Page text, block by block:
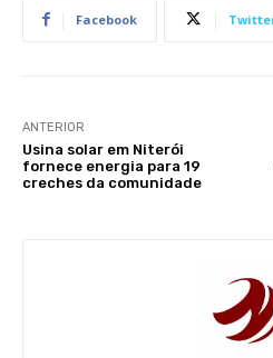
Facebook
ANTERIOR
Usina solar em Niterói
fornece energia para 19
creches da comunidade